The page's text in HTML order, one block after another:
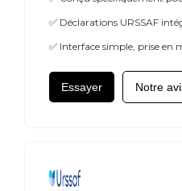
✅ Déclarations URSSAF
✅ Interface simple, prise en
Essayer Notre